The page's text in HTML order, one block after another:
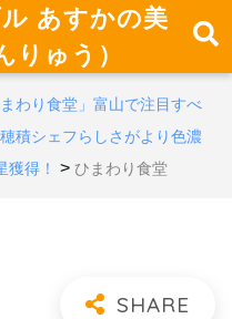
あすかの美
りゅう）
まわり食堂」富山で注目すべ
積シェフらしさがより色濃
獲得！
> ひまわり食堂